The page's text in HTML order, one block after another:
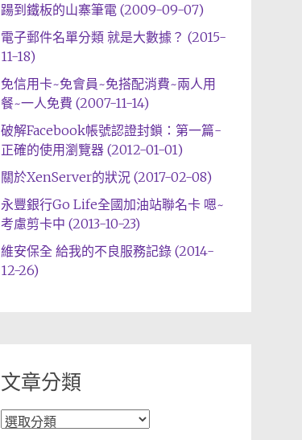
踼到鐵板的山寨筆電 (2009-09-07)
電子郵件名單分類 就是大數據？ (2015-
11-18)
免信用卡~免會員~免搭配消費~兩人用
餐~一人免費 (2007-11-14)
破解Facebook帳號認證封鎖：第一篇-
正確的使用瀏覽器 (2012-01-01)
關於XenServer的狀況 (2017-02-08)
永豐銀行Go Life全國加油站聯名卡 嗯~
考慮剪卡中 (2013-10-23)
維安保全 給我的不良服務記錄 (2014-
12-26)
文章分類
文